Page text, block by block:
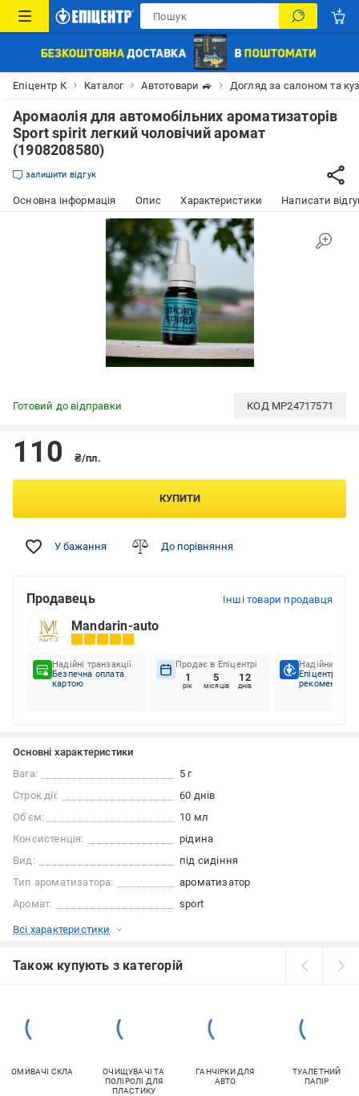
Епіцентр К Каталог Автотовари 🚙 Догляд за салоном та
Аромаолія для автомобільних ароматизаторів
Sport spirit легкий чоловічий аромат
(1908208580)
залишити відгук
Основна інформація Опис Характеристики Написати
Готовий до відправки КОД MP24717571
110 ₴/пл.
КУПИТИ
У бажання До порівняння
Продавець Інші товари продавця
Mandarin-auto
Надійні транзакції
Безпечна оплата
картою
Продає в Епіцентрі
1
рік
5
місяців
12
днів
Надійний
Епіцентр
рекомендує
Основні характеристики
Вага:
5 г
Строк дії:
60 днів
Об'єм:
10 мл
Консистенція:
рідина
Вид:
під сидіння
Тип ароматизатора:
ароматизатор
Аромат:
sport
Всі характеристики
Також купують з категорій
ОМИВАЧІ СКЛА
ОЧИЩУВАЧІ ТА
ПОЛІРОЛІ ДЛЯ
ПЛАСТИКУ
ГАНЧІРКИ ДЛЯ
АВТО
ТУАЛЕТНИЙ
ПАПІР